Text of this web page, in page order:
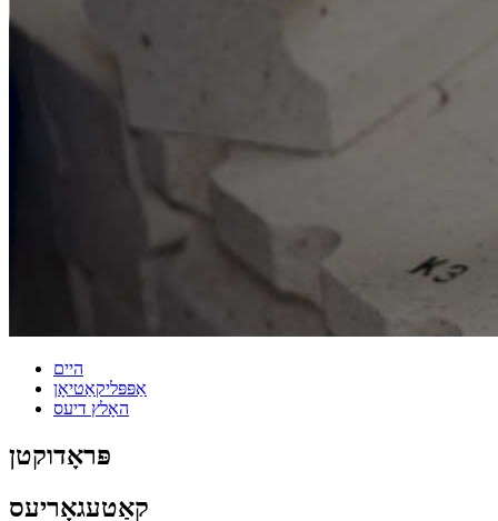
היים
אַפּפּליקאַטיאָן
האָלץ דיעס
פּראָדוקטן
קאַטעגאָריעס